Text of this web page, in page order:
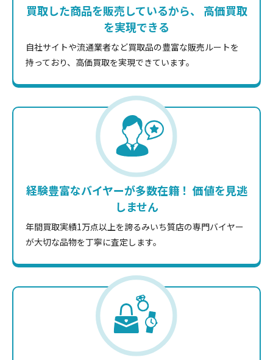
買取した商品を販売しているから、 高価買取
を実現できる
自社サイトや流通業者など買取品の豊富な販売ルートを
持っており、高価買取を実現できています。
経験豊富なバイヤーが多数在籍！ 価値を見逃
しません
年間買取実績1万点以上を誇るみいち質店の専門バイヤー
が大切な品物を丁寧に査定します。